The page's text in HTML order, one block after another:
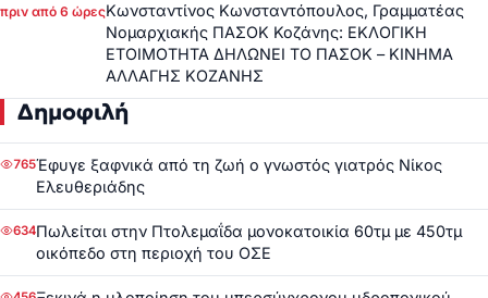
πριν από 6 ώρεςΚωνσταντίνος Κωνσταντόπουλος, Γραμματέας
Νομαρχιακής ΠΑΣΟΚ Κοζάνης: ΕΚΛΟΓΙΚΗ
ΕΤΟΙΜΟΤΗΤΑ ΔΗΛΩΝΕΙ ΤΟ ΠΑΣΟΚ – ΚΙΝΗΜΑ
ΑΛΛΑΓΗΣ ΚΟΖΑΝΗΣ
Δημοφιλή
765Έφυγε ξαφνικά από τη ζωή ο γνωστός γιατρός Νίκος
Ελευθεριάδης
634Πωλείται στην Πτολεμαΐδα μονοκατοικία 60τμ με 450τμ
οικόπεδο στη περιοχή του ΟΣΕ